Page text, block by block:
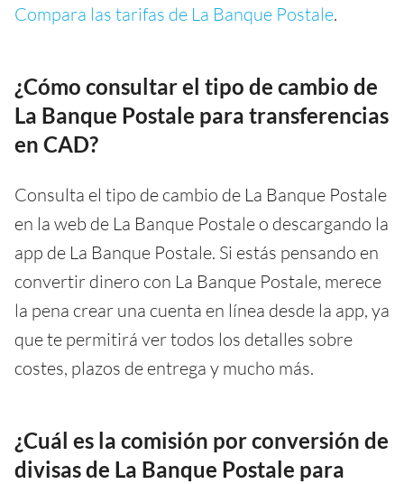
Compara las tarifas de La Banque Postale.
¿Cómo consultar el tipo de cambio de
La Banque Postale para transferencias
en CAD?
Consulta el tipo de cambio de La Banque Postale
en la web de La Banque Postale o descargando la
app de La Banque Postale. Si estás pensando en
convertir dinero con La Banque Postale, merece
la pena crear una cuenta en línea desde la app, ya
que te permitirá ver todos los detalles sobre
costes, plazos de entrega y mucho más.
¿Cuál es la comisión por conversión de
divisas de La Banque Postale para